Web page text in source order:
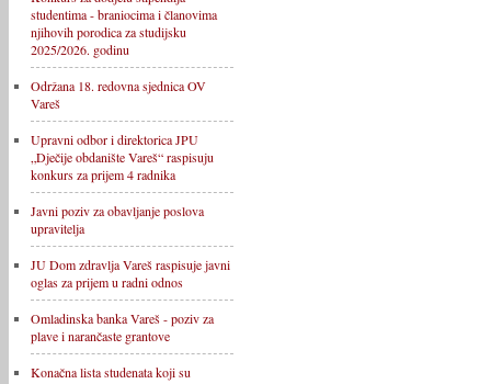
studentima - braniocima i članovima
njihovih porodica za studijsku
2025/2026. godinu
Održana 18. redovna sjednica OV
Vareš
Upravni odbor i direktorica JPU
„Dječije obdanište Vareš“ raspisuju
konkurs za prijem 4 radnika
Javni poziv za obavljanje poslova
upravitelja
JU Dom zdravlja Vareš raspisuje javni
oglas za prijem u radni odnos
Omladinska banka Vareš - poziv za
plave i narančaste grantove
Konačna lista studenata koji su